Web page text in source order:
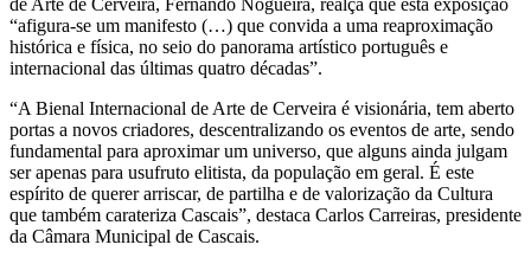
“afigura-se um manifesto (…) que convida a uma reaproximação
histórica e física, no seio do panorama artístico português e
internacional das últimas quatro décadas”.
“A Bienal Internacional de Arte de Cerveira é visionária, tem aberto
portas a novos criadores, descentralizando os eventos de arte, sendo
fundamental para aproximar um universo, que alguns ainda julgam
ser apenas para usufruto elitista, da população em geral. É este
espírito de querer arriscar, de partilha e de valorização da Cultura
que também carateriza Cascais”, destaca Carlos Carreiras, presidente
da Câmara Municipal de Cascais.